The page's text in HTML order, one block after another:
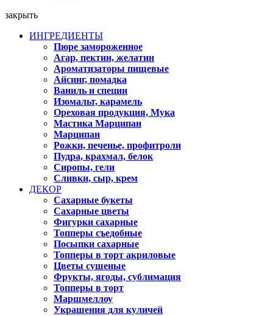
закрыть
ИНГРЕДИЕНТЫ
Пюре замороженное
Агар, пектин, желатин
Ароматизаторы пищевые
Айсинг, помадка
Ваниль и специи
Изомальт, карамель
Ореховая продукция, Мука
Мастика Марципан
Марципан
Рожки, печенье, профитроли
Пудра, крахмал, белок
Сиропы, гели
Сливки, сыр, крем
ДЕКОР
Сахарные букеты
Сахарные цветы
Фигурки сахарные
Топперы съедобные
Посыпки сахарные
Топперы в торт акриловые
Цветы сушеные
Фрукты, ягоды, сублимация
Топперы в торт
Маршмеллоу
Украшения для куличей